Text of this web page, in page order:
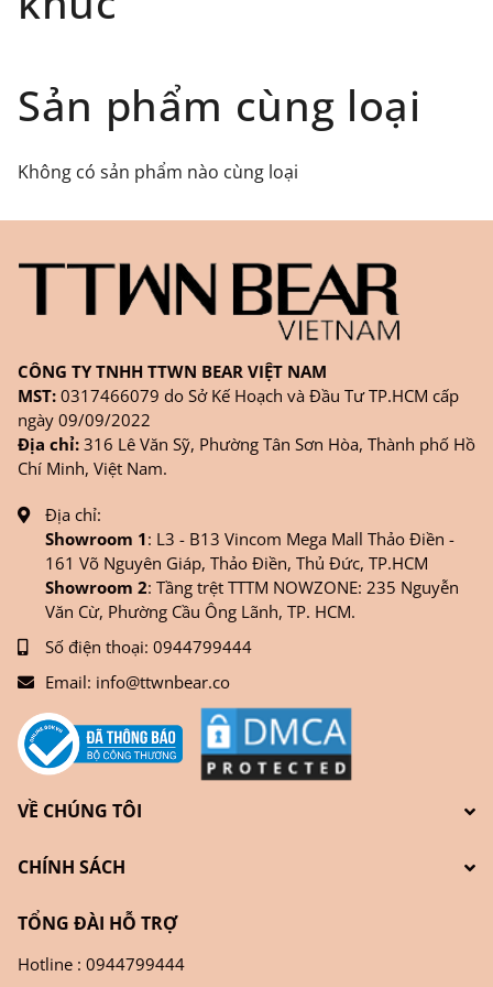
tác uy tín như giaohangtietkiem.vn ( giao hàng
Đối tượng áp dụng: Khách hàng đặt
hàng ONLINE trên trangWEBSITE/
FANPAGE/ZALO/
Thời gian nhận hàng: Đối với đơn hàng Online tại
TPHCM, sản phẩm sẽ được giao sớm nhất là 1
ngày sau khi đặt.
Sản phẩm cùng loại
Không có sản phẩm nào cùng loại
CÔNG TY TNHH TTWN BEAR VIỆT NAM
MST: 0317466079 do Sở Kế Hoạch và Đầu Tư TP.HCM cấp
ngày 09/09/2022
Địa chỉ: 316 Lê Văn Sỹ, Phường Tân Sơn Hòa, Thành phố Hồ
Chí Minh, Việt Nam.
Địa chỉ:
Showroom 1: L3 - B13 Vincom Mega Mall Thảo Điền -
161 Võ Nguyên Giáp, Thảo Điền, Thủ Đức, TP.HCM
Showroom 2: Tầng trệt TTTM NOWZONE: 235 Nguyễn
Văn Cừ, Phường Cầu Ông Lãnh, TP. HCM.
Số điện thoại: 0944799444
Email: info@ttwnbear.co
VỀ CHÚNG TÔI
CHÍNH SÁCH
TỔNG ĐÀI HỖ TRỢ
Hotline : 0944799444